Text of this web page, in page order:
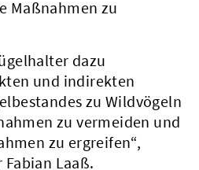
Maßnahmen zu
dazu
und indirekten
zu Wildvögeln
zu vermeiden und
zu ergreifen“,
Laaß.